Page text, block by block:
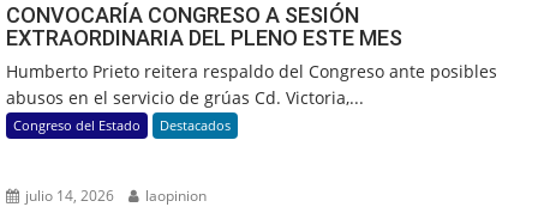
CONVOCARÍA CONGRESO A SESIÓN
EXTRAORDINARIA DEL PLENO ESTE MES
Humberto Prieto reitera respaldo del Congreso ante posibles
abusos en el servicio de grúas Cd. Victoria,...
Congreso del Estado Destacados
julio 14, 2026 laopinion